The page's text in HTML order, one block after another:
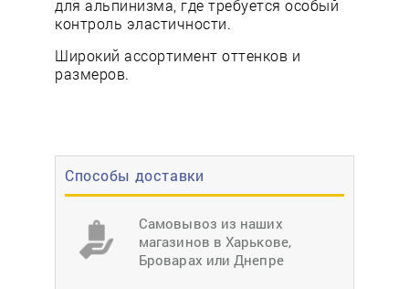
Способы доставки
Самовывоз из наших
магазинов в Харькове,
Броварах или Днепре
для альпинизма, где требуется особый
контроль эластичности.
Широкий ассортимент оттенков и
размеров.